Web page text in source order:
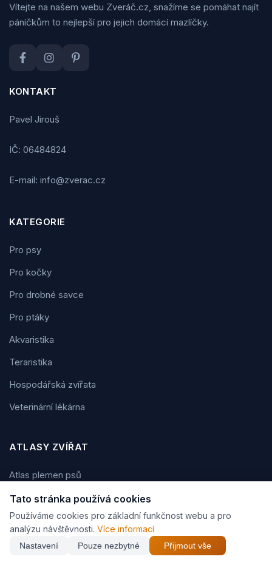
Vítejte na našem webu Zveráč.cz, snažíme se pomáhat najít
páníčkům to nejlepší pro jejich domácí mazlíčky.
KONTAKT
Pavel Jirouš
IČ: 06484824
E-mail: info@zverac.cz
KATEGORIE
Pro psy
Pro kočky
Pro drobné savce
Pro ptáky
Akvaristika
Teraristika
Hospodářská zvířata
Veterinární lékárna
ATLASY ZVÍŘAT
Atlas plemen psů
Atlas plemen koček
Atlas plemen koní
Atlas plemen králíků
Tato stránka používá cookies
Používáme cookies pro základní funkčnost webu a pro
analýzu návštěvnosti. Více informací
Nastavení Pouze nezbytné Přijmout vše